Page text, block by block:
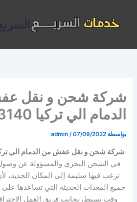
المحتوى
شركة شحن و نقل
الدمام الي تركيا 0560533140
بواسطة admin /07/09/2022
شركة شحن و نقل عفش من الدمام الي
في الشحن البحري والمسؤولة عن وصول
ترغب فيها سليمة إلى المكان الجديد،
جميع المعدات الحديثة التي تساعدها
وقت بسيط، بجانب فريق العمل